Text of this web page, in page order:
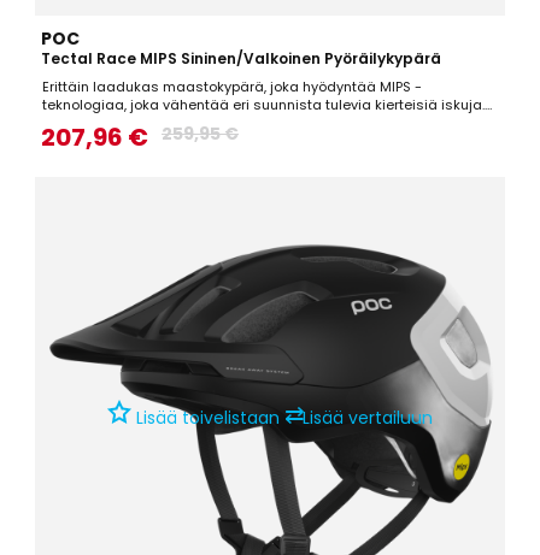
POC
Tectal Race MIPS Sininen/Valkoinen Pyöräilykypärä
Erittäin laadukas maastokypärä, joka hyödyntää MIPS -
teknologiaa, joka vähentää eri suunnista tulevia kierteisiä iskuja.
Todella hyvin suojaava maastokypärä, joka on lisäksi mukava,
kevyt sekä hyvin ilmastoitu.Tekniset tiedot: Aramid-kuituverkko, joka
207,96 € 259,95 €
Lisää toivelistaan ⇄Lisää vertailuun